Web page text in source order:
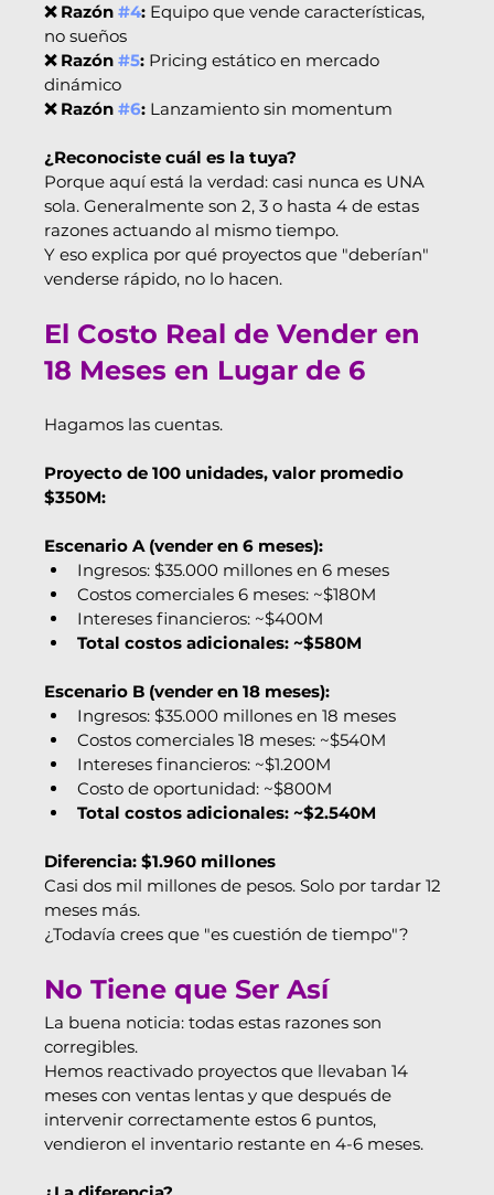
❌ Razón #4: Equipo que vende características,
no sueños
❌ Razón #5: Pricing estático en mercado
dinámico
❌ Razón #6: Lanzamiento sin momentum
¿Reconociste cuál es la tuya?
Porque aquí está la verdad: casi nunca es UNA
sola. Generalmente son 2, 3 o hasta 4 de estas
razones actuando al mismo tiempo.
Y eso explica por qué proyectos que "deberían"
venderse rápido, no lo hacen.
El Costo Real de Vender en
18 Meses en Lugar de 6
Hagamos las cuentas.
Proyecto de 100 unidades, valor promedio
$350M:
Escenario A (vender en 6 meses):
Ingresos: $35.000 millones en 6 meses
Costos comerciales 6 meses: ~$180M
Intereses financieros: ~$400M
Total costos adicionales: ~$580M
Escenario B (vender en 18 meses):
Ingresos: $35.000 millones en 18 meses
Costos comerciales 18 meses: ~$540M
Intereses financieros: ~$1.200M
Costo de oportunidad: ~$800M
Total costos adicionales: ~$2.540M
Diferencia: $1.960 millones
Casi dos mil millones de pesos. Solo por tardar 12
meses más.
¿Todavía crees que "es cuestión de tiempo"?
No Tiene que Ser Así
La buena noticia: todas estas razones son
corregibles.
Hemos reactivado proyectos que llevaban 14
meses con ventas lentas y que después de
intervenir correctamente estos 6 puntos,
vendieron el inventario restante en 4-6 meses.